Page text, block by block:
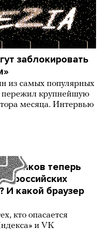
заблокировать
из самых популярных
пережил крупнейшую
месяца. Интервью
банков теперь
российских
И какой браузер
кто опасается
и VK